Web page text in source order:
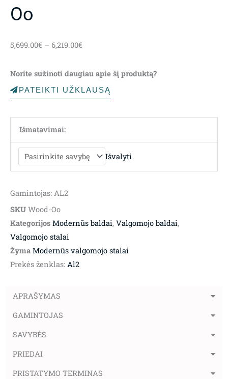
Oo
5,699.00€ – 6,219.00€
through
6,219.00€
Norite sužinoti daugiau apie šį produktą?
PATEIKTI UŽKLAUSĄ
Išmatavimai:
Išvalyti
Gamintojas: AL2
SKU Wood-Oo
Kategorijos Modernūs baldai, Valgomojo baldai,
Valgomojo stalai
Žyma Modernūs valgomojo stalai
Prekės ženklas: Al2
APRAŠYMAS
GAMINTOJAS
SAVYBĖS
PRIEDAI
PRISTATYMO TERMINAS